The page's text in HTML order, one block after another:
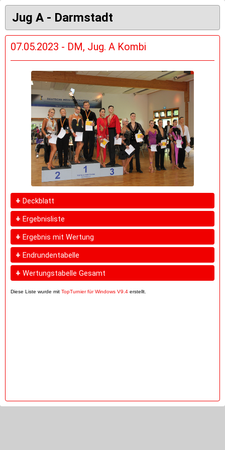
Jug A - Darmstadt
07.05.2023 - DM, Jug. A Kombi
+ Deckblatt
+ Ergebnisliste
+ Ergebnis mit Wertung
+ Endrundentabelle
+ Wertungstabelle Gesamt
Diese Liste wurde mit TopTurnier für Windows V9.4 erstellt.